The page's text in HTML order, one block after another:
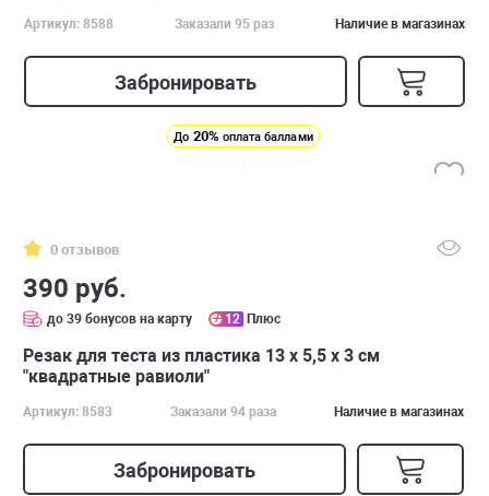
Артикул: 8588 Заказали 95 раз Наличие в магазинах
Забронировать
До 20% оплата баллами
0 отзывов
390 руб.
до 39 бонусов на карту 12 Плюс
Резак для теста из пластика 13 x 5,5 x 3 см
"квадратные равиоли"
Артикул: 8583 Заказали 94 раза Наличие в магазинах
Забронировать